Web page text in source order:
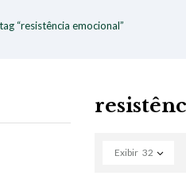
“resistência emocional”
Exibir 32